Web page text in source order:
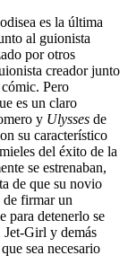
es la última
al guionista
por otros
creador junto
Pero
es un claro
y Ulysses de
su característico
del éxito de la
se estrenaban,
de que su novio
de firmar un
para detenerlo se
Girl y demás
sea necesario